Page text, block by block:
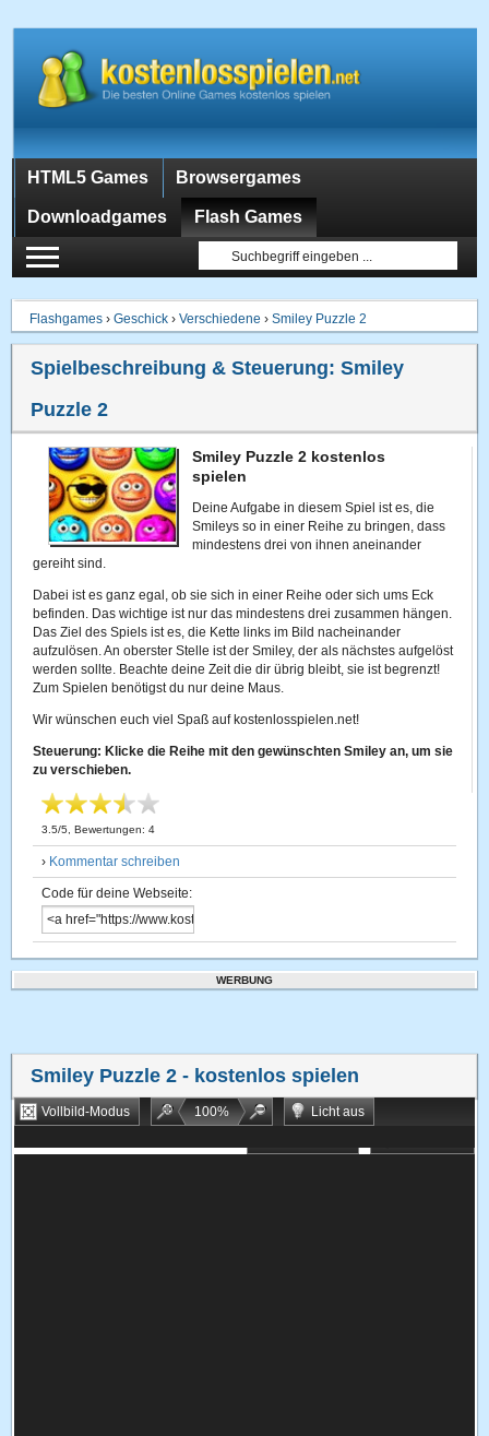
HTML5 Games Browsergames
Downloadgames Flash Games
Flashgames ›Geschick ›Verschiedene ›Smiley Puzzle 2
Spielbeschreibung & Steuerung:Smiley
Puzzle 2
Smiley Puzzle 2 kostenlos
spielen
Deine Aufgabe in diesem Spiel ist es, die
Smileys so in einer Reihe zu bringen, dass
mindestens drei von ihnen aneinander
gereiht sind.
Dabei ist es ganz egal, ob sie sich in einer Reihe oder sich ums Eck
befinden. Das wichtige ist nur das mindestens drei zusammen hängen.
Das Ziel des Spiels ist es, die Kette links im Bild nacheinander
aufzulösen. An oberster Stelle ist der Smiley, der als nächstes aufgelöst
werden sollte. Beachte deine Zeit die dir übrig bleibt, sie ist begrenzt!
Zum Spielen benötigst du nur deine Maus.
Wir wünschen euch viel Spaß auf kostenlosspielen.net!
Steuerung: Klicke die Reihe mit den gewünschten Smiley an, um sie
zu verschieben.
3.5/5 , Bewertungen:4
› Kommentar schreiben
Code für deine Webseite:
WERBUNG
Smiley Puzzle 2 - kostenlos spielen
Vollbild-Modus 100%
Licht aus